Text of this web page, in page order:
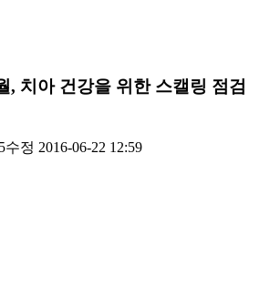
, 치아 건강을 위한 스캘링 점검
수정 2016-06-22 12:59